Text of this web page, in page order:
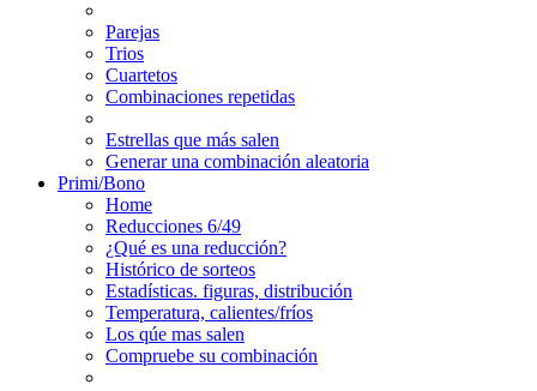
Parejas
Trios
Cuartetos
Combinaciones repetidas
Estrellas que más salen
Generar una combinación aleatoria
Primi/Bono
Home
Reducciones 6/49
¿Qué es una reducción?
Histórico de sorteos
Estadísticas. figuras, distribución
Temperatura, calientes/fríos
Los qúe mas salen
Compruebe su combinación